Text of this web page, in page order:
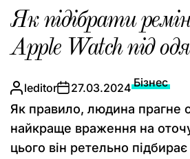
Як підібрати
Apple Watch під
leditor 27.03.2024 Бізнес
Як правило, людина прагне
найкраще враження на
цього він ретельно